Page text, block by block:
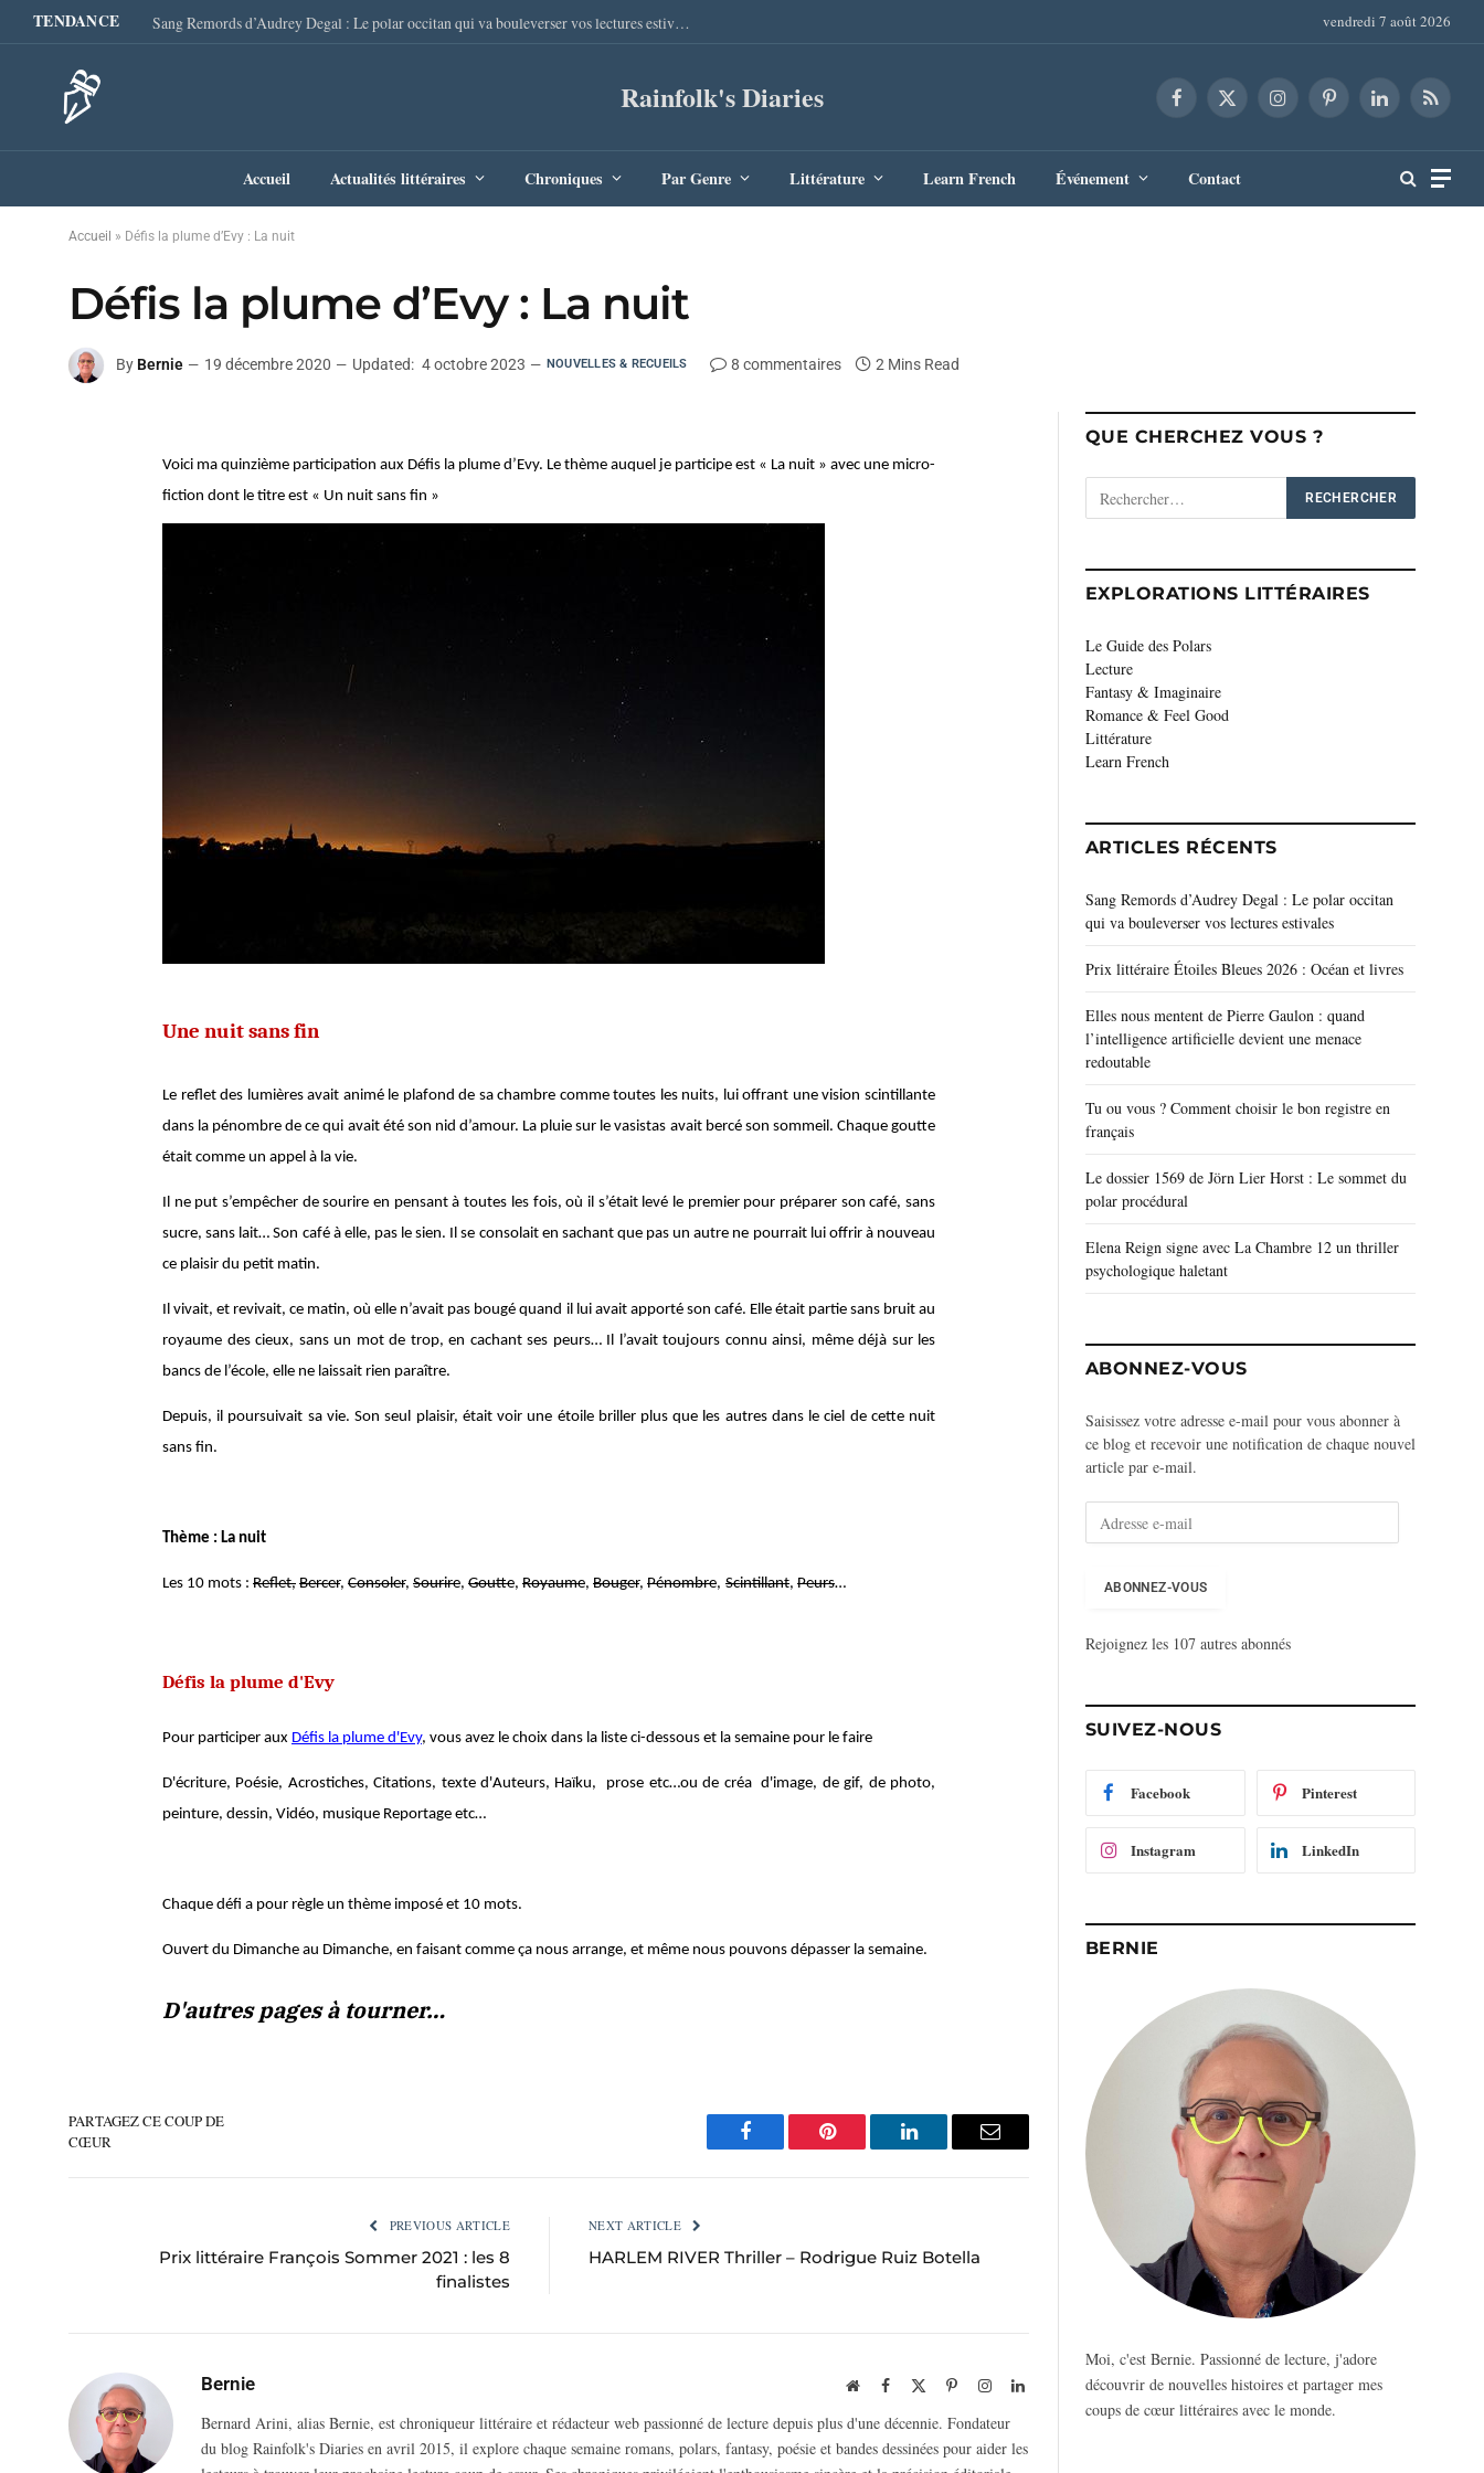
TENDANCE Sang Remords d’Audrey Degal : Le polar occitan qui va bouleverser vos lectures estivales vendredi 7 août 2026
Rainfolk's Diaries Facebook
X
InstagramPinterestLinkedInRSS
Accueil Actualités littéraires Chroniques Par Genre Littérature Learn French Événement Contact
Accueil » Défis la plume d’Evy : La nuit
Défis la plume d’Evy : La nuit
By Bernie 19 décembre 2020 Updated: 4 octobre 2023 NOUVELLES & RECUEILS 8 commentaires 2 Mins Read
Voici ma quinzième participation aux Défis la plume d’Evy. Le thème auquel je participe est « La nuit » avec une micro-
fiction dont le titre est « Un nuit sans fin »
Une nuit sans fin
Le reflet des lumières avait animé le plafond de sa chambre comme toutes les nuits, lui offrant une vision scintillante
dans la pénombre de ce qui avait été son nid d’amour. La pluie sur le vasistas avait bercé son sommeil. Chaque goutte
était comme un appel à la vie.
Il ne put s’empêcher de sourire en pensant à toutes les fois, où il s’était levé le premier pour préparer son café, sans
sucre, sans lait… Son café à elle, pas le sien. Il se consolait en sachant que pas un autre ne pourrait lui offrir à nouveau
ce plaisir du petit matin.
Il vivait, et revivait, ce matin, où elle n’avait pas bougé quand il lui avait apporté son café. Elle était partie sans bruit au
royaume des cieux, sans un mot de trop, en cachant ses peurs… Il l’avait toujours connu ainsi, même déjà sur les
bancs de l’école, elle ne laissait rien paraître.
Depuis, il poursuivait sa vie. Son seul plaisir, était voir une étoile briller plus que les autres dans le ciel de cette nuit
sans fin.
Thème : La nuit
Les 10 mots : Reflet, Bercer, Consoler, Sourire, Goutte, Royaume, Bouger, Pénombre, Scintillant, Peurs…
Défis la plume d'Evy
Pour participer aux Défis la plume d'Evy, vous avez le choix dans la liste ci-dessous et la semaine pour le faire
D'écriture, Poésie, Acrostiches, Citations, texte d'Auteurs, Haïku, prose etc…ou de créa d'image, de gif, de photo,
peinture, dessin, Vidéo, musique Reportage etc…
Chaque défi a pour règle un thème imposé et 10 mots.
Ouvert du Dimanche au Dimanche, en faisant comme ça nous arrange, et même nous pouvons dépasser la semaine.
D'autres pages à tourner…
PARTAGEZ CE COUP DE
CŒUR
Facebook Pinterest LinkedIn Email
PREVIOUS ARTICLE
Prix littéraire François Sommer 2021 : les 8
finalistes
NEXT ARTICLE
HARLEM RIVER Thriller – Rodrigue Ruiz Botella
Bernie WebsiteFacebook PinterestInstagramLinkedIn
Bernard Arini, alias Bernie, est chroniqueur littéraire et rédacteur web passionné de lecture depuis plus d'une décennie. Fondateur
du blog Rainfolk's Diaries en avril 2015, il explore chaque semaine romans, polars, fantasy, poésie et bandes dessinées pour aider les
QUE CHERCHEZ VOUS ?
EXPLORATIONS LITTÉRAIRES
Le Guide des Polars
Lecture
Fantasy & Imaginaire
Romance & Feel Good
Littérature
Learn French
ARTICLES RÉCENTS
Sang Remords d’Audrey Degal : Le polar occitan
qui va bouleverser vos lectures estivales
Prix littéraire Étoiles Bleues 2026 : Océan et livres
Elles nous mentent de Pierre Gaulon : quand
l’intelligence artificielle devient une menace
redoutable
Tu ou vous ? Comment choisir le bon registre en
français
Le dossier 1569 de Jörn Lier Horst : Le sommet du
polar procédural
Elena Reign signe avec La Chambre 12 un thriller
psychologique haletant
ABONNEZ-VOUS
Saisissez votre adresse e-mail pour vous abonner à
ce blog et recevoir une notification de chaque nouvel
article par e-mail.
e
m
a
ABONNEZ-VOUS
Rejoignez les 107 autres abonnés
SUIVEZ-NOUS
Facebook Pinterest
Instagram LinkedIn
BERNIE
Moi, c'est Bernie. Passionné de lecture, j'adore
découvrir de nouvelles histoires et partager mes
coups de cœur littéraires avec le monde.